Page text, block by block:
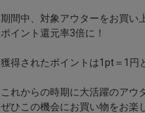
期間中、対象アウターをお買い
ポイント還元率3倍に！
獲得されたポイントは1pt＝1円
これからの時期に大活躍のアウ
ぜひこの機会にお買い物をお楽